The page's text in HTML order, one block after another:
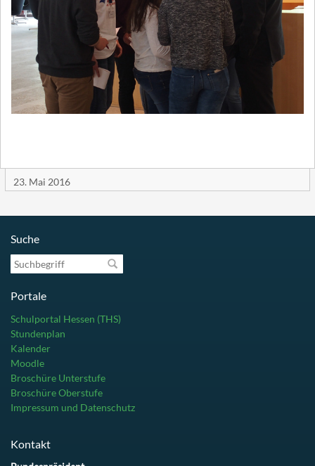
23. Mai 2016
Suche
Suchbegriff
Portale
Schulportal Hessen (THS)
Stundenplan
Kalender
Moodle
Broschüre Unterstufe
Broschüre Oberstufe
Impressum und Datenschutz
Kontakt